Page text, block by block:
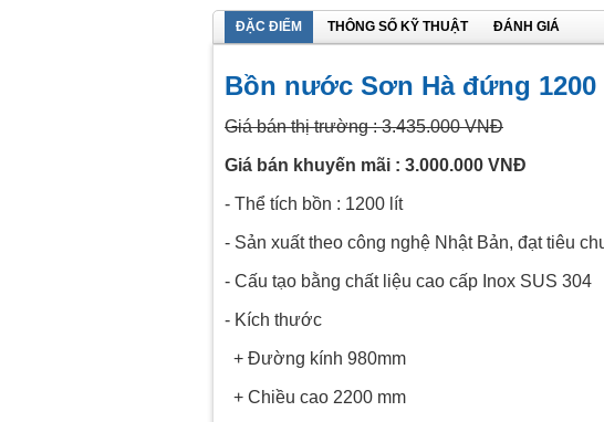
ĐẶC ĐIỂM THÔNG SỐ KỸ THUẬT ĐÁNH GIÁ
Bồn nước Sơn Hà đứng
Giá bán thị trường : 3.435.000 VNĐ
Giá bán khuyến mãi : 3.000.000 VNĐ
- Thể tích bồn : 1200 lít
- Sản xuất theo công nghệ Nhật Bản, đạt tiêu
- Cấu tạo bằng chất liệu cao cấp Inox SUS 304
- Kích thước
+ Đường kính 980mm
+ Chiều cao 2200 mm